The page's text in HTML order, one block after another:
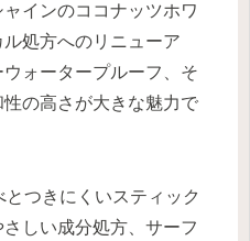
インのココナッツホワ
処方へのリニューア
ォータープルーフ、そ
の高さが大きな魅力で
つきにくいスティック
しい成分処方、サーフ